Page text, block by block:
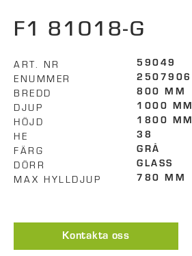
F1 81018-G
ART. NR 59049
ENUMMER 2507906
BREDD 800 MM
DJUP 1000 MM
HÖJD 1800 MM
HE 38
FÄRG GRÅ
DÖRR GLASS
MAX HYLLDJUP 780 MM
Kontakta oss